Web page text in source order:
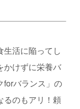
生活に陥ってし
かけずに栄養バ
forバランス」の
るのもアリ！頼